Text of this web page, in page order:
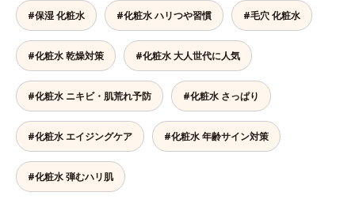
#保湿 化粧水 #化粧水 ハリつや習慣 #毛穴 化粧水
#化粧水 乾燥対策 #化粧水 大人世代に人気
#化粧水 ニキビ・肌荒れ予防 #化粧水 さっぱり
#化粧水 エイジングケア #化粧水 年齢サイン対策
#化粧水 弾むハリ肌